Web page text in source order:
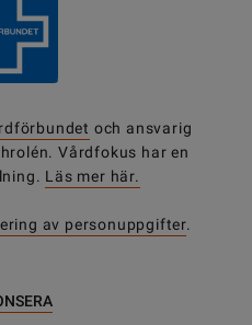
och ansvarig
Vårdfokus har en
Läs mer här.
av personuppgifter.